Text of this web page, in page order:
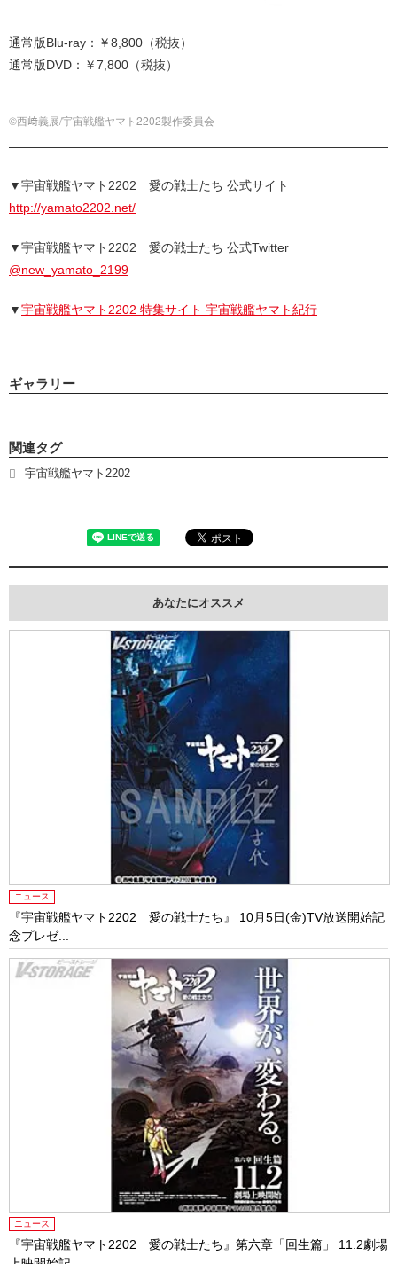
通常版Blu-ray：￥8,800（税抜）
通常版DVD：￥7,800（税抜）
©西﨑義展/宇宙戦艦ヤマト2202製作委員会
▼宇宙戦艦ヤマト2202 愛の戦士たち 公式サイト
http://yamato2202.net/
▼宇宙戦艦ヤマト2202 愛の戦士たち 公式Twitter
@new_yamato_2199
▼宇宙戦艦ヤマト2202 特集サイト 宇宙戦艦ヤマト紀行
ギャラリー
関連タグ
宇宙戦艦ヤマト2202
あなたにオススメ
ニュース
『宇宙戦艦ヤマト2202 愛の戦士たち』 10月5日(金)TV放送開始記
念プレゼ...
ニュース
『宇宙戦艦ヤマト2202 愛の戦士たち』第六章「回生篇」 11.2劇場